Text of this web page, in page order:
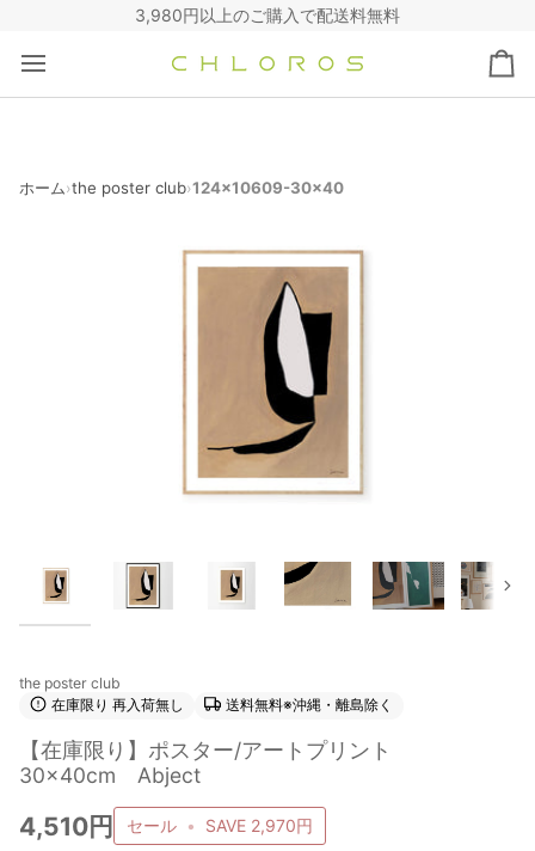
3,980円以上のご購入で配送料無料
カ
ー
ホーム›the poster club›124x10609-30x40
次
the poster club
在庫限り 再入荷無し
送料無料※沖縄・離島除く
【在庫限り】ポスター/アートプリント
30×40cm Abject
4,510円 セール • SAVE 2,970円